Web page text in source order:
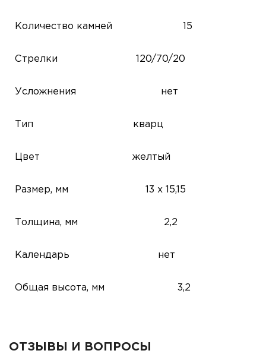
Количество камней 15
Стрелки 120/70/20
Усложнения нет
Тип кварц
Цвет желтый
Размер, мм 13 x 15,15
Толщина, мм 2,2
Календарь нет
Общая высота, мм 3,2
ОТЗЫВЫ И ВОПРОСЫ